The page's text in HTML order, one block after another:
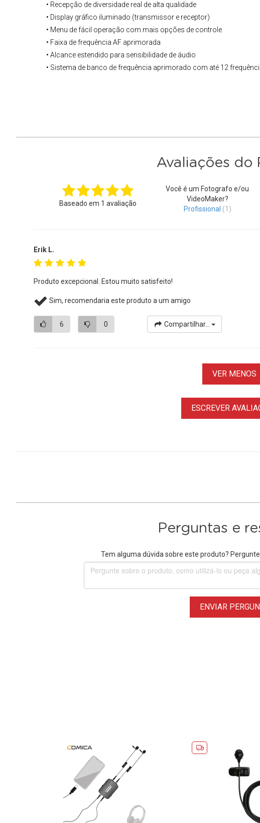
• Recepção de diversidade real de alta qualidade
• Display gráfico iluminado (transmissor e receptor)
• Menu de fácil operação com mais opções de controle
• Faixa de frequência AF aprimorada
• Alcance estendido para sensibilidade de áudio
• Sistema de banco de frequência aprimorado com até 12
Avaliações do
Baseado em 1 avaliação
Você é um Fotografo e/ou
VideoMaker?
Profissional (1)
Erik L.
Produto excepcional. Estou muito satisfeito!
Sim, recomendaria este produto a um amigo
6 0 Compartilhar...
VER MENOS
ESCREVER
Perguntas e
Tem alguma dúvida sobre este produto?
ENVIAR